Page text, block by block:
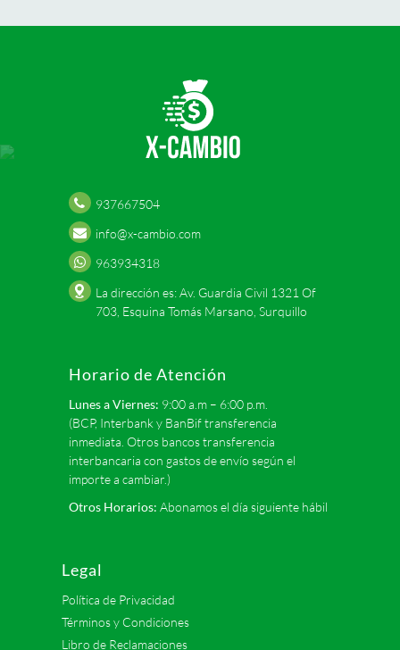
937667504
info@x-cambio.com
963934318
La dirección es: Av. Guardia Civil 1321 Of
703, Esquina Tomás Marsano, Surquillo
Horario de Atención
Lunes a Viernes: 9:00 a.m – 6:00 p.m.
(BCP, Interbank y BanBif transferencia
inmediata. Otros bancos transferencia
interbancaria con gastos de envío según el
importe a cambiar.)
Otros Horarios: Abonamos el día siguiente hábil
Legal
Política de Privacidad
Términos y Condiciones
Libro de Reclamaciones